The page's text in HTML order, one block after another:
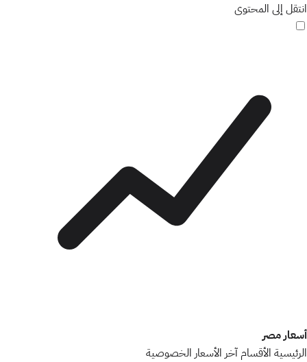
انتقل إلى المحتوى
أسعار مصر
الرئيسية الأقسام آخر الأسعار الخصوصية